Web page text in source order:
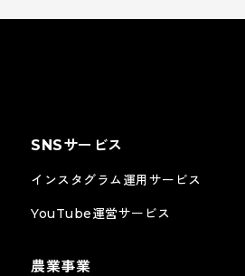
SNSサービス
インスタグラム運用サービス
YouTube運営サービス
農業事業